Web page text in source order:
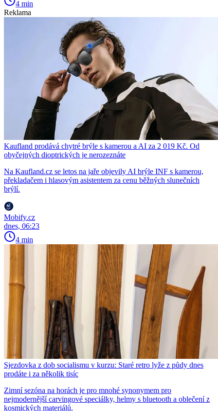
4 min
Reklama
Kaufland prodává chytré brýle s kamerou a AI za 2 019 Kč. Od
obyčejných dioptrických je nerozeznáte
Na Kaufland.cz se letos na jaře objevily AI brýle INF s kamerou,
překladačem i hlasovým asistentem za cenu běžných slunečních
brýlí.
Mobify.cz
dnes, 06:23
4 min
Sjezdovka z dob socialismu v kurzu: Staré retro lyže z půdy dnes
prodáte i za několik tisíc
Zimní sezóna na horách je pro mnohé synonymem pro
nejmodernější carvingové speciálky, helmy s bluetooth a oblečení z
kosmických materiálů.